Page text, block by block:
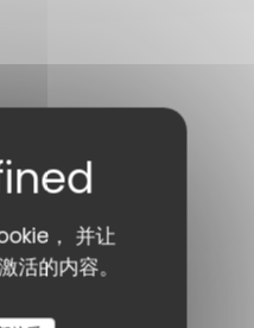
， 并让
活的内容。